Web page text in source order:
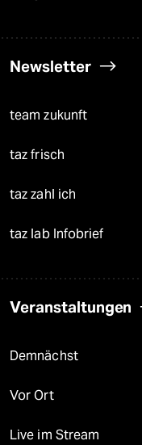
Newsletter
team zukunft
taz frisch
taz zahl ich
taz lab Infobrief
Veranstaltungen
Demnächst
Vor Ort
Live im Stream